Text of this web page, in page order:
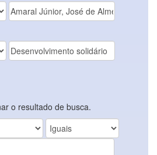
o resultado de busca.